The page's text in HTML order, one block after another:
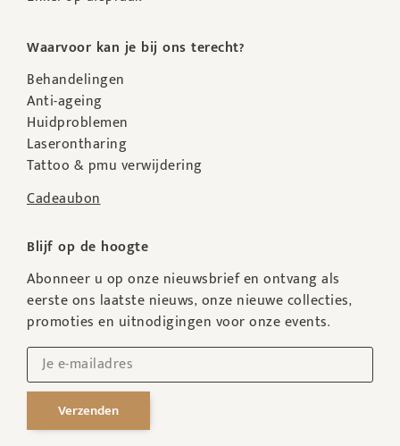
Waarvoor kan je bij ons terecht?
Behandelingen
Anti-ageing
Huidproblemen
Laserontharing
Tattoo & pmu verwijdering
Cadeaubon
Blijf op de hoogte
Abonneer u op onze nieuwsbrief en ontvang als
eerste ons laatste nieuws, onze nieuwe collecties,
promoties en uitnodigingen voor onze events.
Verzenden